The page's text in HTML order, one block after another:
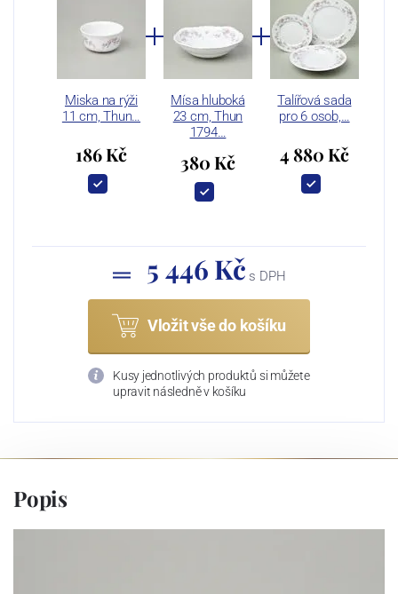
Miska na rýži
11 cm, Thun…
186 Kč
Mísa hluboká
23 cm, Thun
1794…
380 Kč
Talířová sada
pro 6 osob,…
4 880 Kč
5 446 Kč s DPH
Vložit vše do košíku
Kusy jednotlivých produktů si můžete
upravit následně v košíku
Popis